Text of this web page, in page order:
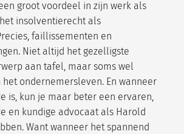
groot voordeel in zijn werk als
insolventierecht als
faillissementen en
Niet altijd het gezelligste
aan tafel, maar soms wel
ondernemersleven. En wanneer
is, kun je maar beter een ervaren,
en kundige advocaat als Harold
Want wanneer het spannend